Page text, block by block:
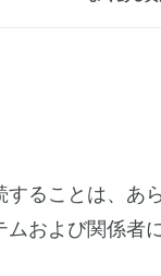
ることは、あ
および関係者